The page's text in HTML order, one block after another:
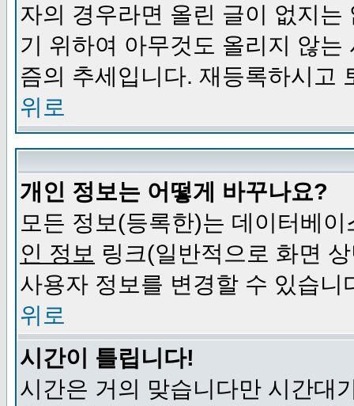
자의 경우라면 올린 글이 없지
기 위하여 아무것도 올리지 않
즘의 추세입니다. 재등록하시고
위로
개인 정보는 어떻게 바꾸나요?
모든 정보(등록한)는 데이터베
인 정보 링크(일반적으로 화면
사용자 정보를 변경할 수 있습니
위로
시간이 틀립니다!
시간은 거의 맞습니다만 시간대